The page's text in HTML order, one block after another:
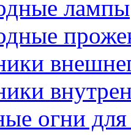
лампы
огни